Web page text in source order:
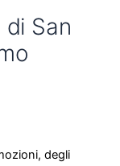
di San
degli